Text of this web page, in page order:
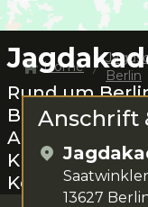
Rund um
Bettina
Anliegen zur
Kursangebot
Kompaktkurs
Home
Berlin
Anschrift
13627